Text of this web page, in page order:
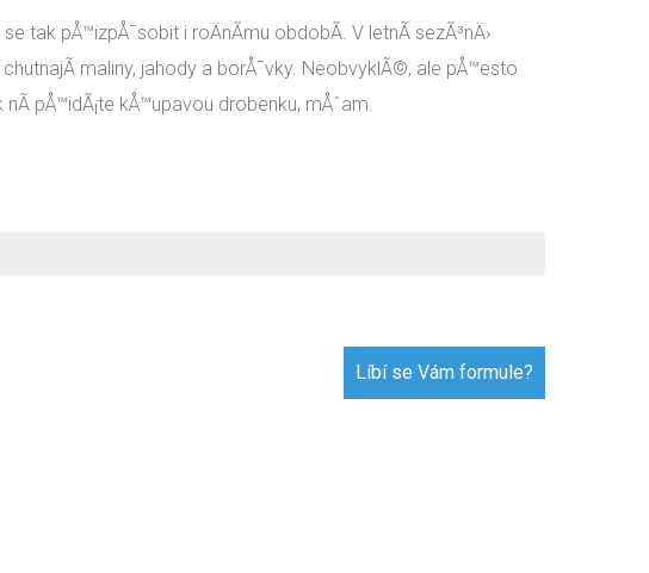
tak pÅ™izpÅ¯sobit i roÄnÃ­mu obdobÃ­. V letnÃ­ sezÃ³nÄ›
maliny, jahody a borÅ¯vky. NeobvyklÃ©, ale pÅ™esto
pÅ™idÃ¡te kÅ™upavou drobenku, mÅˆam.
Líbí se Vám formule?